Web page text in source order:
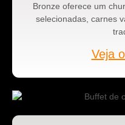
Bronze oferece um
selecionadas, carnes
Veja